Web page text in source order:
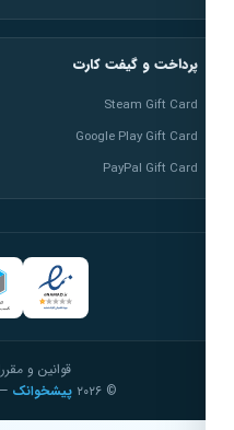
پرداخت و گیفت کارت
Steam Gift Card
Google Play Gift Card
PayPal Gift Card
قوانین و مقررات
پیشخوانک—